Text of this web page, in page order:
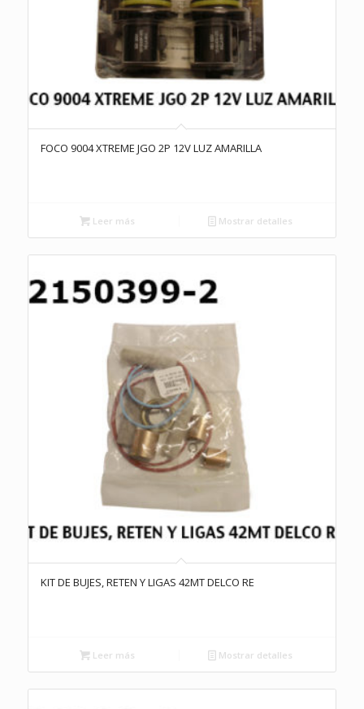
FOCO 9004 XTREME JGO 2P 12V LUZ AMARILLA
Leer más Mostrar detalles
KIT DE BUJES, RETEN Y LIGAS 42MT DELCO RE
Leer más Mostrar detalles